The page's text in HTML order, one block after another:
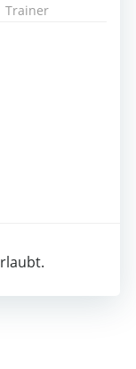
Trainer